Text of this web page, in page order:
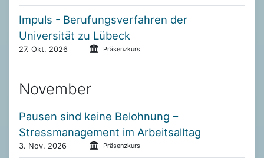
Impuls - Berufungsverfahren der
Universität zu Lübeck
27. Okt. 2026 Präsenzkurs
November
Pausen sind keine Belohnung –
Stressmanagement im Arbeitsalltag
3. Nov. 2026 Präsenzkurs